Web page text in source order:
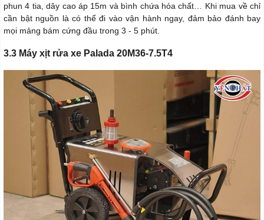
phun 4 tia, dây cao áp 15m và bình chứa hóa chất… Khi mua về chỉ
cần bật nguồn là có thể đi vào vận hành ngay, đảm bảo đánh bay
mọi mảng bám cứng đầu trong 3 - 5 phút.
3.3 Máy xịt rửa xe Palada 20M36-7.5T4